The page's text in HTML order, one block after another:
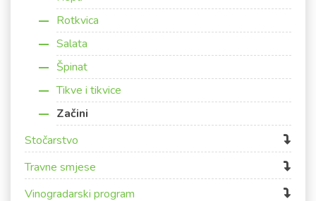
Rotkvica
Salata
Špinat
Tikve i tikvice
Začini
Stočarstvo
Travne smjese
Vinogradarski program